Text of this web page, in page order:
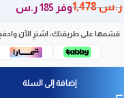
ر.س1,478 وفر 185 ر.س
قسّمها على طريقتك، اشترِ الآن
إضافة إلى السلة